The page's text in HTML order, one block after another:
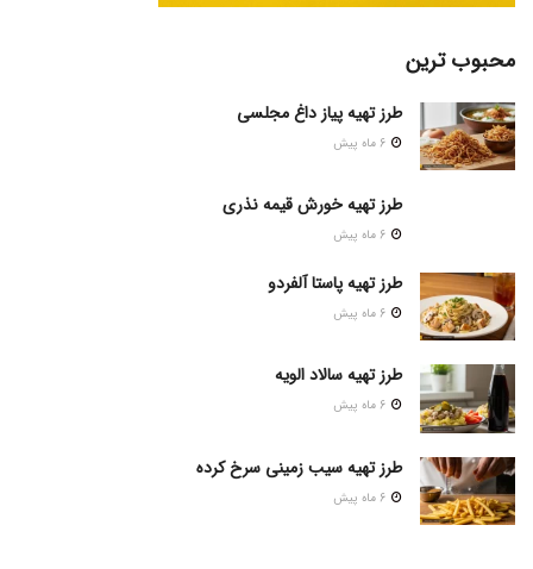
محبوب ترین
طرز تهیه پیاز داغ مجلسی
طرز تهیه خورش قیمه نذری
طرز تهیه پاستا آلفردو
طرز تهیه سالاد الویه
طرز تهیه سیب زمینی سرخ کرده